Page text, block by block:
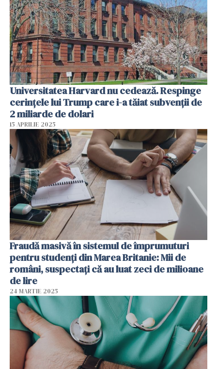
Universitatea Harvard nu cedează. Respinge
cerinţele lui Trump care i-a tăiat subvenţii de
2 miliarde de dolari
15 APRILIE 2025
Fraudă masivă în sistemul de împrumuturi
pentru studenți din Marea Britanie: Mii de
români, suspectați că au luat zeci de milioane
de lire
24 MARTIE 2025